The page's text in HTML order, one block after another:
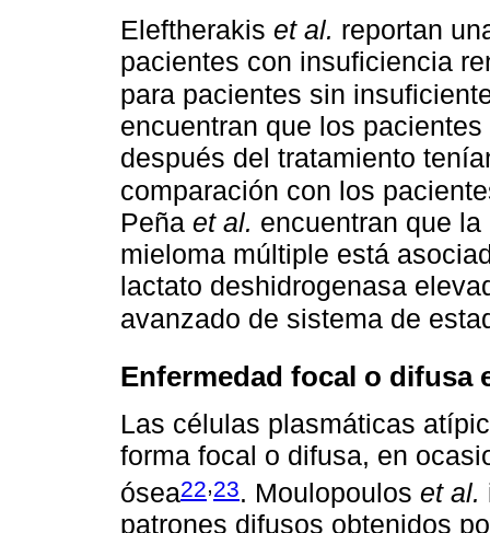
Eleftherakis et al. reportan
pacientes con insuficiencia
para pacientes sin
encuentran que los
después del tratamiento
comparación con los
Peña et al. encuentran que
mieloma múltiple está
lactato deshidrogenasa
avanzado de sistema de
Enfermedad focal o difusa
Las células plasmáticas
forma focal o difusa, en
ósea22,23. Moulopoulos et al.
patrones difusos obtenidos